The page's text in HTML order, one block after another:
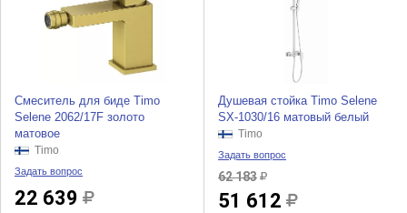
Смеситель для биде Timo
Selene 2062/17F золото
матовое
Timo
Задать вопрос
22 639
Душевая стойка Timo Selene
SX-1030/16 матовый белый
Timo
Задать вопрос
62 183
51 612